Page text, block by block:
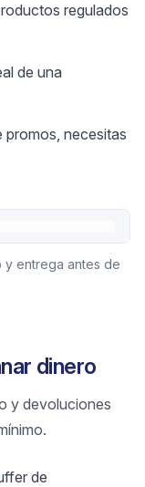
regulados
de una
promos, necesitas
entrega antes de
dinero
y devoluciones
de